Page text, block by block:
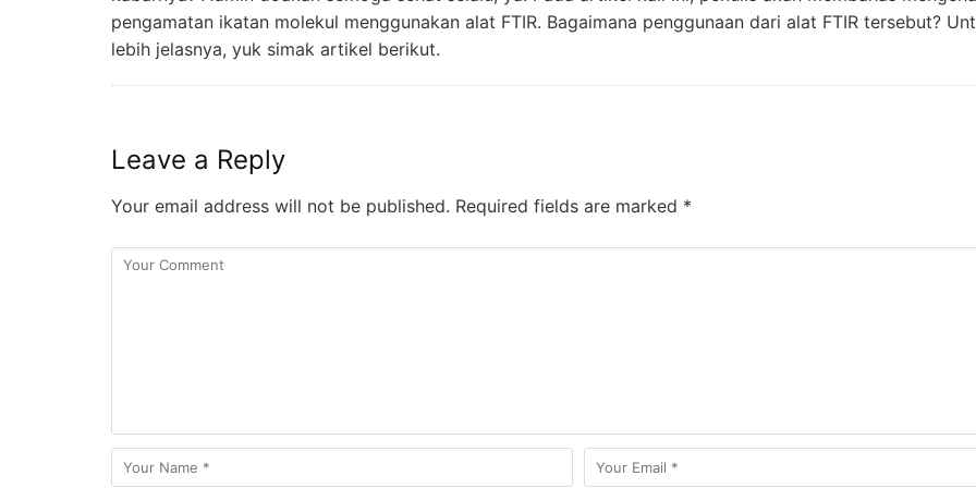
pengamatan ikatan molekul menggunakan alat FTIR. Bagaimana penggunaan dari alat FTIR tersebut?
lebih jelasnya, yuk simak artikel berikut.
Leave a Reply
Your email address will not be published. Required fields are marked *